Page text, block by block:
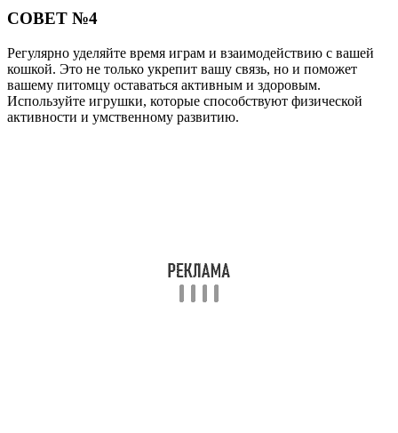
СОВЕТ №4
Регулярно уделяйте время играм и взаимодействию с вашей
кошкой. Это не только укрепит вашу связь, но и поможет
вашему питомцу оставаться активным и здоровым.
Используйте игрушки, которые способствуют физической
активности и умственному развитию.